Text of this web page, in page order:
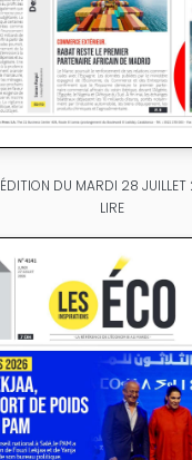
ÉDITION DU MARDI 28
LIRE